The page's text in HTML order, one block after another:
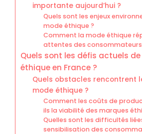
importante aujourd’hui ?
Quels sont les enjeux
mode éthique ?
Comment la mode éthique
attentes des consommateurs
Quels sont les défis actuels
éthique en France ?
Quels obstacles rencontrent
mode éthique ?
Comment les coûts de
ils la viabilité des marques
Quelles sont les difficultés
sensibilisation des